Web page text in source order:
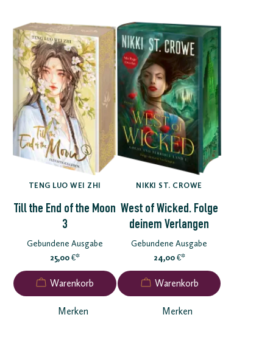
TENG LUO WEI ZHI
Till the End of the Moon
3
Gebundene Ausgabe
25,00 €*
Merken
NIKKI ST. CROWE
West of Wicked. Folge
deinem Verlangen
Gebundene Ausgabe
24,00 €*
Merken